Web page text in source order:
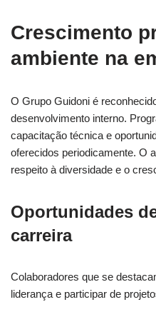
Crescimento
ambiente na
O Grupo Guidoni é
desenvolvimento interno.
capacitação técnica e
oferecidos periodicamente. O
respeito à diversidade e o
Oportunidades
carreira
Colaboradores que se
liderança e participar de